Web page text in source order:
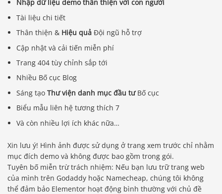
Nhập dữ liệu demo thân thiện với con người
Tài liệu chi tiết
Thân thiện & Hiệu quả Đội ngũ hỗ trợ
Cập nhật và cải tiến miễn phí
Trang 404 tùy chỉnh sắp tới
Nhiều Bố cục Blog
Sáng tạoThư viện danh mục đầu tưBố cục
Biểu mẫu liên hệ tương thích 7
Và còn nhiều lợi ích khác nữa…
Xin lưu ý! Hình ảnh được sử dụng ở trang xem trước chỉ nhằm
mục đích demo và không được bao gồm trong gói.
Tuyên bố miễn trừ trách nhiệm: Nếu bạn lưu trữ trang web
của mình trên Godaddy hoặc Namecheap, chúng tôi không
thể đảm bảo Elementor hoạt động bình thường với chủ đề